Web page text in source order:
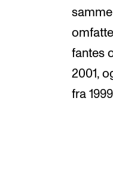
fantes
2001,
fra